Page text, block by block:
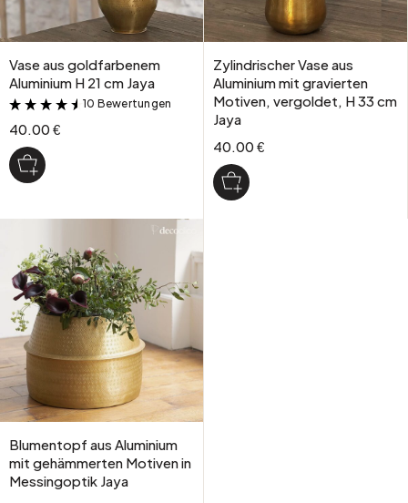
Vase aus goldfarbenem
Aluminium H 21 cm Jaya
&
10 Bewertungen
40.00 €
Zylindrischer Vase aus
Aluminium mit gravierten
Motiven, vergoldet, H 33 cm
Jaya
40.00 €
Blumentopf aus Aluminium
mit gehämmerten Motiven in
Messingoptik Jaya